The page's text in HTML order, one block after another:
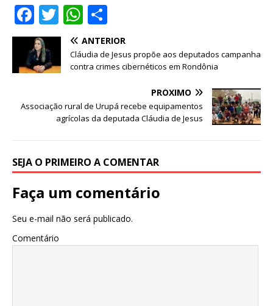
F
a
c
e
o
T
w
it
te
W
h
at
s
p
h
ar
e
ANTERIOR
Cláudia de Jesus propõe aos deputados campanha
contra crimes cibernéticos em Rondônia
PRÓXIMO
Associação rural de Urupá recebe equipamentos
agrícolas da deputada Cláudia de Jesus
SEJA O PRIMEIRO A COMENTAR
Faça um comentário
Seu e-mail não será publicado.
Comentário